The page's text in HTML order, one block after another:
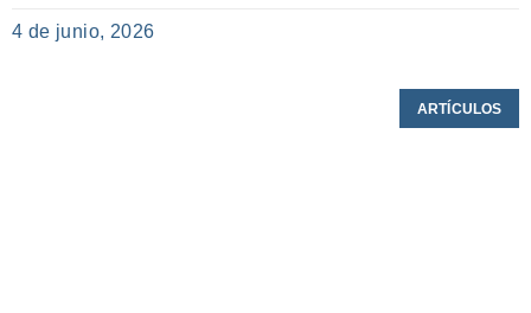
4 de junio, 2026
ARTÍCULOS